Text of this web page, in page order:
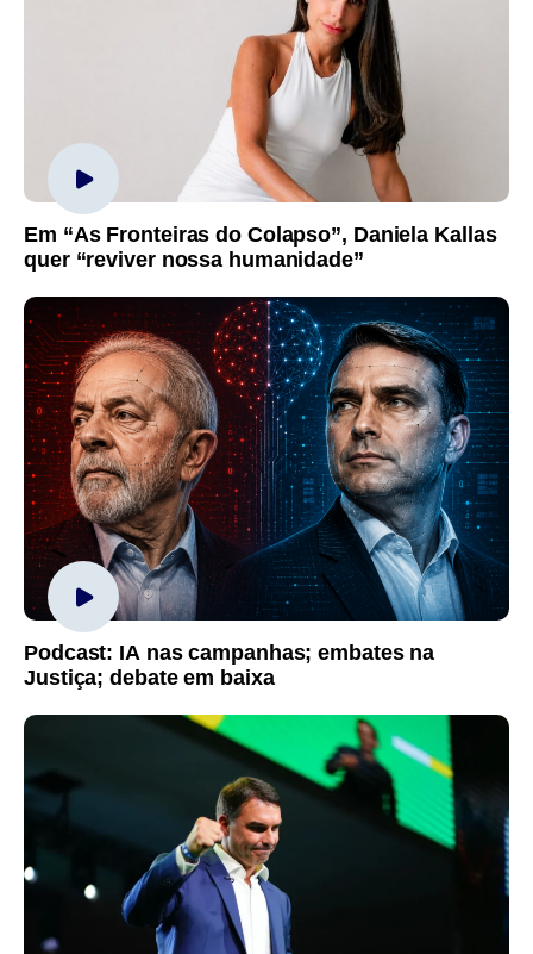
Em “As Fronteiras do Colapso”, Daniela Kallas
quer “reviver nossa humanidade”
Podcast: IA nas campanhas; embates na
Justiça; debate em baixa